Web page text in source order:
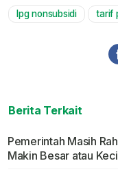
lpg nonsubsidi tarif
Berita Terkait
Pemerintah Masih
Makin Besar atau